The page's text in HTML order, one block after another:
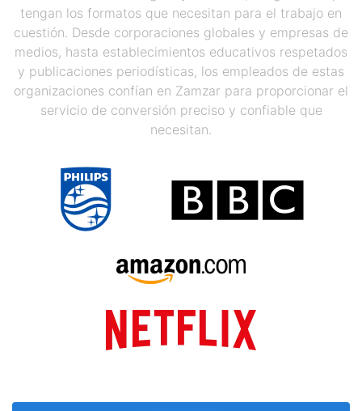
tengan los formatos que necesitan para el trabajo en
cuestión. Desde corporaciones globales y empresas de
medios, hasta establecimientos educativos respetados
y publicaciones periodísticas, los empleados de estas
organizaciones confían en Zamzar para proporcionar el
servicio de conversión preciso y confiable que
necesitan.